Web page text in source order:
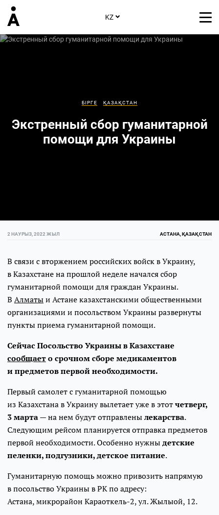
KZ
БІРГЕ ҚАЗАҚСТАН
Экстренный сбор гуманитарной
помощи для Украины
2 НАУРЫЗ, 2022 ЖЫЛ АСТАНА, ҚАЗАҚСТАН
В связи с вторжением российских войск в Украину,
в Казахстане на прошлой неделе начался сбор
гуманитарной помощи для граждан Украины.
В Алматыи Астане казахстанскими общественными
организациями и посольством Украины развернуты
пункты приема гуманитарной помощи.
Сейчас Посольство Украины в Казахстане
сообщаето срочном сборе медикаментов
и предметов первой необходимости.
Первый самолет с гуманитарной помощью
из Казахстана в Украину вылетает уже в этотчетверг,
3 марта— на нем будут отправленылекарства.
Следующим рейсом планируется отправка предметов
первой необходимости. Особенно нужныдетские
пеленки, подгузники, детское питание.
Гуманитарную помощь можно привозить напрямую
в посольство Украины в РК по адресу:
Астана, микрорайон Караоткель-2, ул. Жылыой, 12.